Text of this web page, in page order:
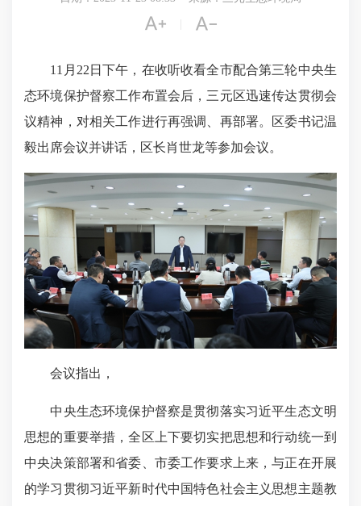
 
11月22日下午，在收听收看全市配合第三轮中央生
态环境保护督察工作布置会后，三元区迅速传达贯彻会
议精神，对相关工作进行再强调、再部署。区委书记温
毅出席会议并讲话，区长肖世龙等参加会议。
会议指出，
中央生态环境保护督察是贯彻落实习近平生态文明
思想的重要举措，全区上下要切实把思想和行动统一到
中央决策部署和省委、市委工作要求上来，与正在开展
的学习贯彻习近平新时代中国特色社会主义思想主题教